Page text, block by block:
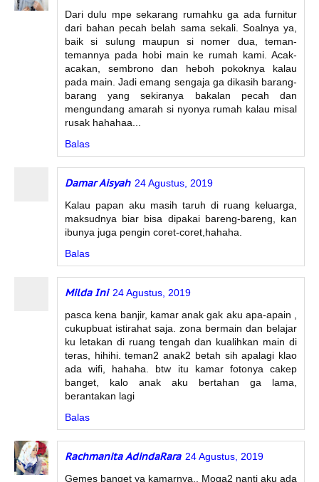
Dari dulu mpe sekarang rumahku ga ada furnitur
dari bahan pecah belah sama sekali. Soalnya ya,
baik si sulung maupun si nomer dua, teman-
temannya pada hobi main ke rumah kami. Acak-
acakan, sembrono dan heboh pokoknya kalau
pada main. Jadi emang sengaja ga dikasih barang-
barang yang sekiranya bakalan pecah dan
mengundang amarah si nyonya rumah kalau misal
rusak hahahaa...
Balas
Damar Aisyah 24 Agustus, 2019
Kalau papan aku masih taruh di ruang keluarga,
maksudnya biar bisa dipakai bareng-bareng, kan
ibunya juga pengin coret-coret,hahaha.
Balas
Milda Ini 24 Agustus, 2019
pasca kena banjir, kamar anak gak aku apa-apain ,
cukupbuat istirahat saja. zona bermain dan belajar
ku letakan di ruang tengah dan kualihkan main di
teras, hihihi. teman2 anak2 betah sih apalagi klao
ada wifi, hahaha. btw itu kamar fotonya cakep
banget, kalo anak aku bertahan ga lama,
berantakan lagi
Balas
Rachmanita AdindaRara 24 Agustus, 2019
Gemes banget ya kamarnya.. Moga2 nanti aku ada